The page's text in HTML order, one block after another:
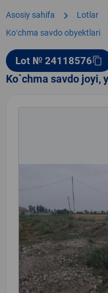
Asosiy sahifa chevron_right Lotlar
Koʻchma savdo obyektlari
Lot № 24118576content_copy
Ko`chma savdo joyi,